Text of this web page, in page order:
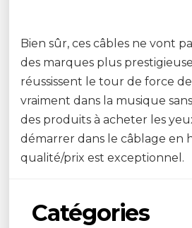
Bien sûr, ces câbles ne vont
des marques plus
réussissent le tour de force
vraiment dans la musique
des produits à acheter les
démarrer dans le câblage en
qualité/prix est exceptionnel.
Catégories